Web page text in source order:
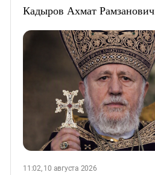
Кадыров Ахмат Рамзанович
11:02, 10 августа 2026